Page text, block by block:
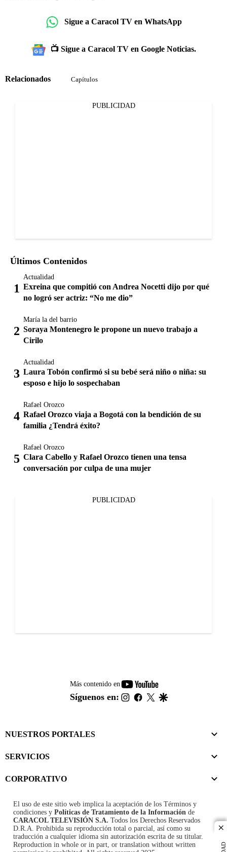
Sigue a Caracol TV en WhatsApp
📺 Sigue a Caracol TV en Google Noticias.
Relacionados Capítulos
PUBLICIDAD
Últimos Contenidos
Actualidad
Exreina que compitió con Andrea Nocetti dijo por qué
no logró ser actriz: “No me dio”
María la del barrio
Soraya Montenegro le propone un nuevo trabajo a
Cirilo
Actualidad
Laura Tobón confirmó si su bebé será niño o niña: su
esposo e hijo lo sospechaban
Rafael Orozco
Rafael Orozco viaja a Bogotá con la bendición de su
familia ¿Tendrá éxito?
Rafael Orozco
Clara Cabello y Rafael Orozco tienen una tensa
conversación por culpa de una mujer
PUBLICIDAD
Más contenido en
youtube-
footer
Síguenos en: instagram
facebook
twitter
NUESTROS PORTALES
SERVICIOS
CORPORATIVO
El uso de este sitio web implica la aceptación de los Términos y
condiciones y Políticas de Tratamiento de la Información de
CARACOL TELEVISIÓN S.A. Todos los Derechos Reservados
D.R.A. Prohibida su reproducción total o parcial, así como su
traducción a cualquier idioma sin autorización escrita de su titular.
Reproduction in whole or in part, or translation without written